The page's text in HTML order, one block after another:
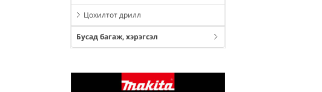
Цохилтот дрилл
Бусад багаж, хэрэгсэл